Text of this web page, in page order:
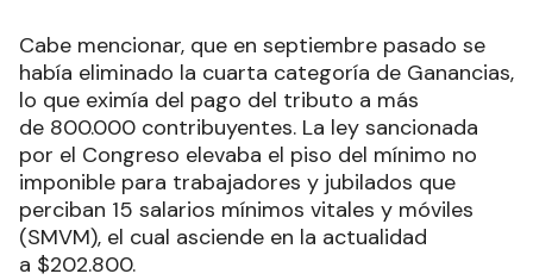
Cabe mencionar, que en septiembre pasado se
había eliminado la cuarta categoría de Ganancias,
lo que eximía del pago del tributo a más
de 800.000 contribuyentes. La ley sancionada
por el Congreso elevaba el piso del mínimo no
imponible para trabajadores y jubilados que
perciban 15 salarios mínimos vitales y móviles
(SMVM), el cual asciende en la actualidad
a $202.800.